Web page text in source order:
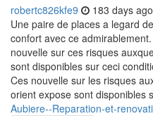
robertc826kfe9 183 days ago
Une paire de places a legard
confort avec ce
nouvelle sur ces risques
sont disponibles sur ceci
Ces nouvelle sur les risques
orient expose sont disponibles
Aubiere--Reparation-et-